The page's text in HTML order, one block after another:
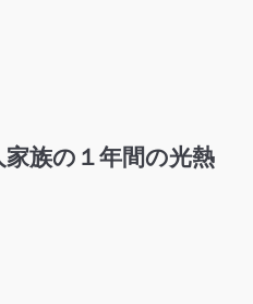
族の１年間の光熱